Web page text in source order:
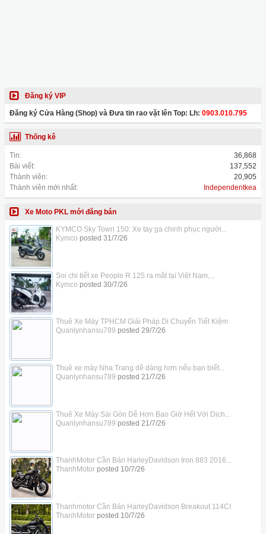
Đăng ký VIP
Đăng ký Cửa Hàng (Shop) và Đưa tin rao vặt lên Top: Lh: 0903.010.795
Thống kê
Tin:
36,868
Bài viết:
137,552
Thành viên:
20,905
Thành viên mới nhất:
Independentkea
Xe Moto PKL mới đăng bán
KYMCO Sky Town 150: Xe tay ga chinh phục người...
Kymco posted 31/7/26
Soi chi tiết xe People R 125 ra mắt tại Việt Nam,...
Kymco posted 30/7/26
Thuê Xe Máy TPHCM Giải Pháp Di Chuyển Tiết Kiệm
Quanlynhansu789 posted 29/7/26
Thuê xe máy Nha Trang dễ dàng hơn nếu bạn biết...
Quanlynhansu789 posted 21/7/26
Thuê Xe Máy Sài Gòn Dễ Hơn Bao Giờ Hết Với Dịch...
Quanlynhansu789 posted 21/7/26
ThanhMotor Cần Bán HarleyDavidson Iron 883 2016...
ThanhMotorposted 10/7/26
Thanhmotor Cần Bán HarleyDavidson Breakout 114CI
ThanhMotorposted 10/7/26